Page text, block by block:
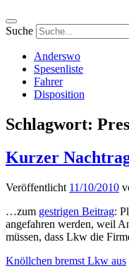
Suche
Anderswo
Spesenliste
Fahrer
Disposition
Schlagwort:
Kurzer
Veröffentlicht 11/10/2010
…zum gestrigen Beitrag:
angefahren werden, weil
müssen, dass Lkw die
Knöllchen bremst Lkw aus